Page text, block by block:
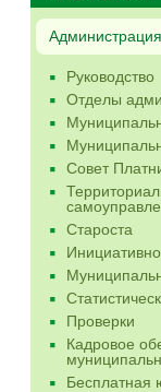
Руководство
Отделы
Совет
Староста
Проверки
Кадровое
Бесплатная